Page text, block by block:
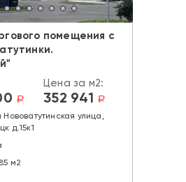
помещения с
a
Цена за м2:
352 941 a
улица,
д.15к1
м2